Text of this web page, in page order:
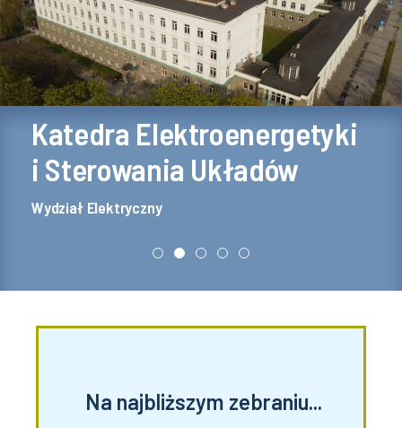
Katedra Elektroenergetyki
i Sterowania Układów
Wydział Elektryczny
Na najbliższym zebraniu...